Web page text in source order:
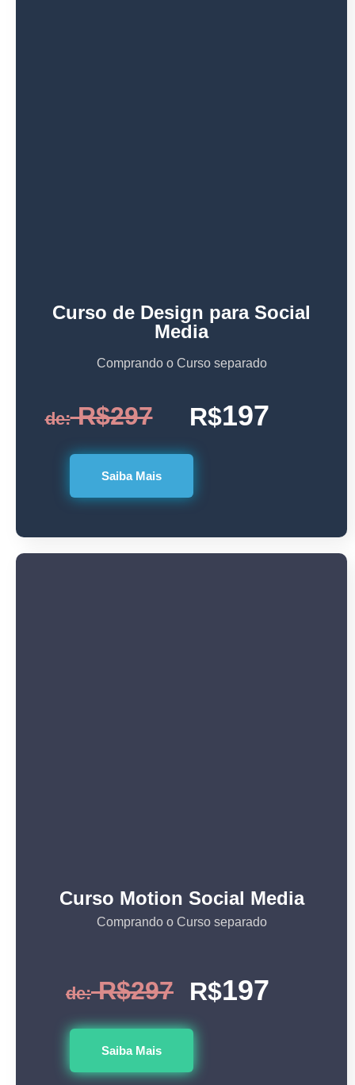
Curso de Design para Social
Media
Comprando o Curso separado
de:R$297 R$197
Saiba Mais
Curso Motion Social Media
Comprando o Curso separado
de:R$297 R$197
Saiba Mais